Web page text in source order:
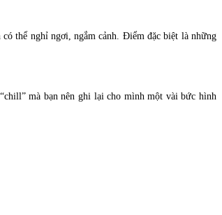
có thể nghỉ ngơi, ngắm cảnh. Điểm đặc biệt là những
mà bạn nên ghi lại cho mình một vài bức hình